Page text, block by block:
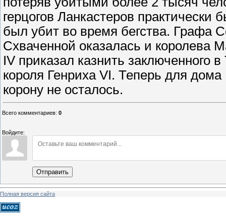
Всего комментариев: 0
Войдите:
Отправить
Полная версия сайта